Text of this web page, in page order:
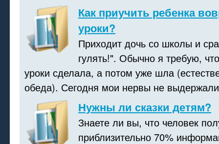
Как приучить ребенка
уроки?
Приходит дочь со школы и
гулять!". Обычно я требую,
уроки сделала, а потом уже шла
обеда). Сегодня мои нервы не
Нужны ли сказки детям?
Знаете ли вы, что человек
приблизительно 70%